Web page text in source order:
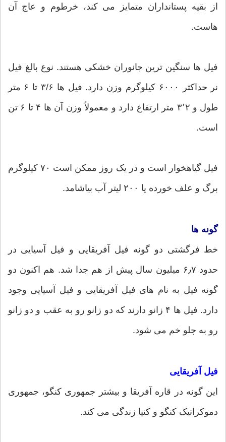
از بقیه پستانداران متمایز می کند، خرطوم و عاج آن
هاست.
فیل ها سنگین ترین جانوران خشکی هستند. نوع بالغ فیل
نر حداکثر ۶۰۰۰ کیلوگرم وزن دارد. فیل ها ۳/۶ تا ۶ متر
طول و ۳٬۲ متر ارتفاع دارد و معمولاً وزن آن ها ۴ تا ۶ تن
است.
فیل گیاهخوار است و در یک روز ممکن است ۷۰ کیلوگرم
برگ و علف خورده یا ۲۰۰ لیتر آب بیاشامد.
گونه ها
خط فرگشتی دو گونه فیل آفریقایی و فیل آسیایی در
حدود ۶٫۷ میلیون سال پیش از هم جدا شد. هم اکنون دو
گونه فیل به نام های فیل آفریقایی و فیل آسیایی وجود
دارد. فیل ها ۴ زانو دارند که دو زانو رو به عقب و دو زانو
رو به جلو خم می شود.
فیل آفریقایی
این گونه در قاره آفریقا و بیشتر جمهوری کنگو، جمهوری
دموکراتیک کنگو و کنیا زندگی می کند.